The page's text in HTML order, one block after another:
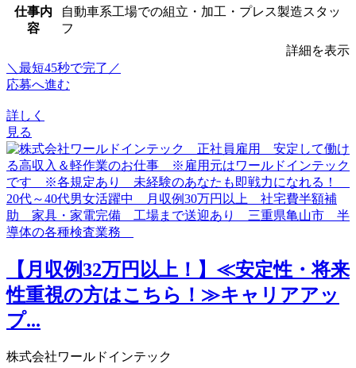
仕事内
容
自動車系工場での組立・加工・プレス製造スタッ
フ
詳細を表示
＼最短45秒で完了／
応募へ進む
詳しく
見る
【月収例32万円以上！】≪安定性・将来
性重視の方はこちら！≫キャリアアッ
プ...
株式会社ワールドインテック